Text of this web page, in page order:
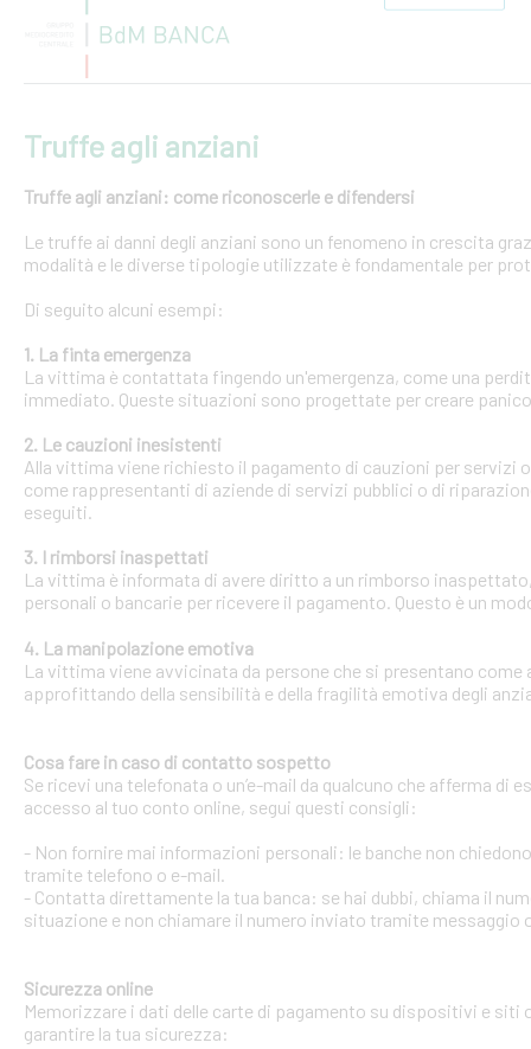
Truffe agli anziani
Truffe agli anziani: come riconoscerle e difendersi
Le truffe ai danni degli anziani sono un fenomeno in crescita
modalità e le diverse tipologie utilizzate è fondamentale per
Di seguito alcuni esempi:
1. La finta emergenza
La vittima è contattata fingendo un'emergenza, come una
immediato. Queste situazioni sono progettate per creare
2. Le cauzioni inesistenti
Alla vittima viene richiesto il pagamento di cauzioni per
come rappresentanti di aziende di servizi pubblici o di
eseguiti.
3. I rimborsi inaspettati
La vittima è informata di avere diritto a un rimborso
personali o bancarie per ricevere il pagamento. Questo è un
4. La manipolazione emotiva
La vittima viene avvicinata da persone che si presentano
approfittando della sensibilità e della fragilità emotiva degli
Cosa fare in caso di contatto sospetto
Se ricevi una telefonata o un’e-mail da qualcuno che afferma di
accesso al tuo conto online, segui questi consigli:
- Non fornire mai informazioni personali: le banche non
tramite telefono o e-mail.
- Contatta direttamente la tua banca: se hai dubbi, chiama il
situazione e non chiamare il numero inviato tramite messaggio
Sicurezza online
Memorizzare i dati delle carte di pagamento su dispositivi e
garantire la tua sicurezza: